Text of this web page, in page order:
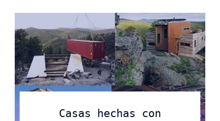
Casas hechas con